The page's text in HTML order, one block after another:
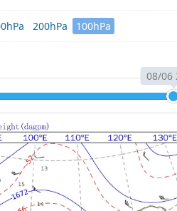
200hPa 100hPa
08/06